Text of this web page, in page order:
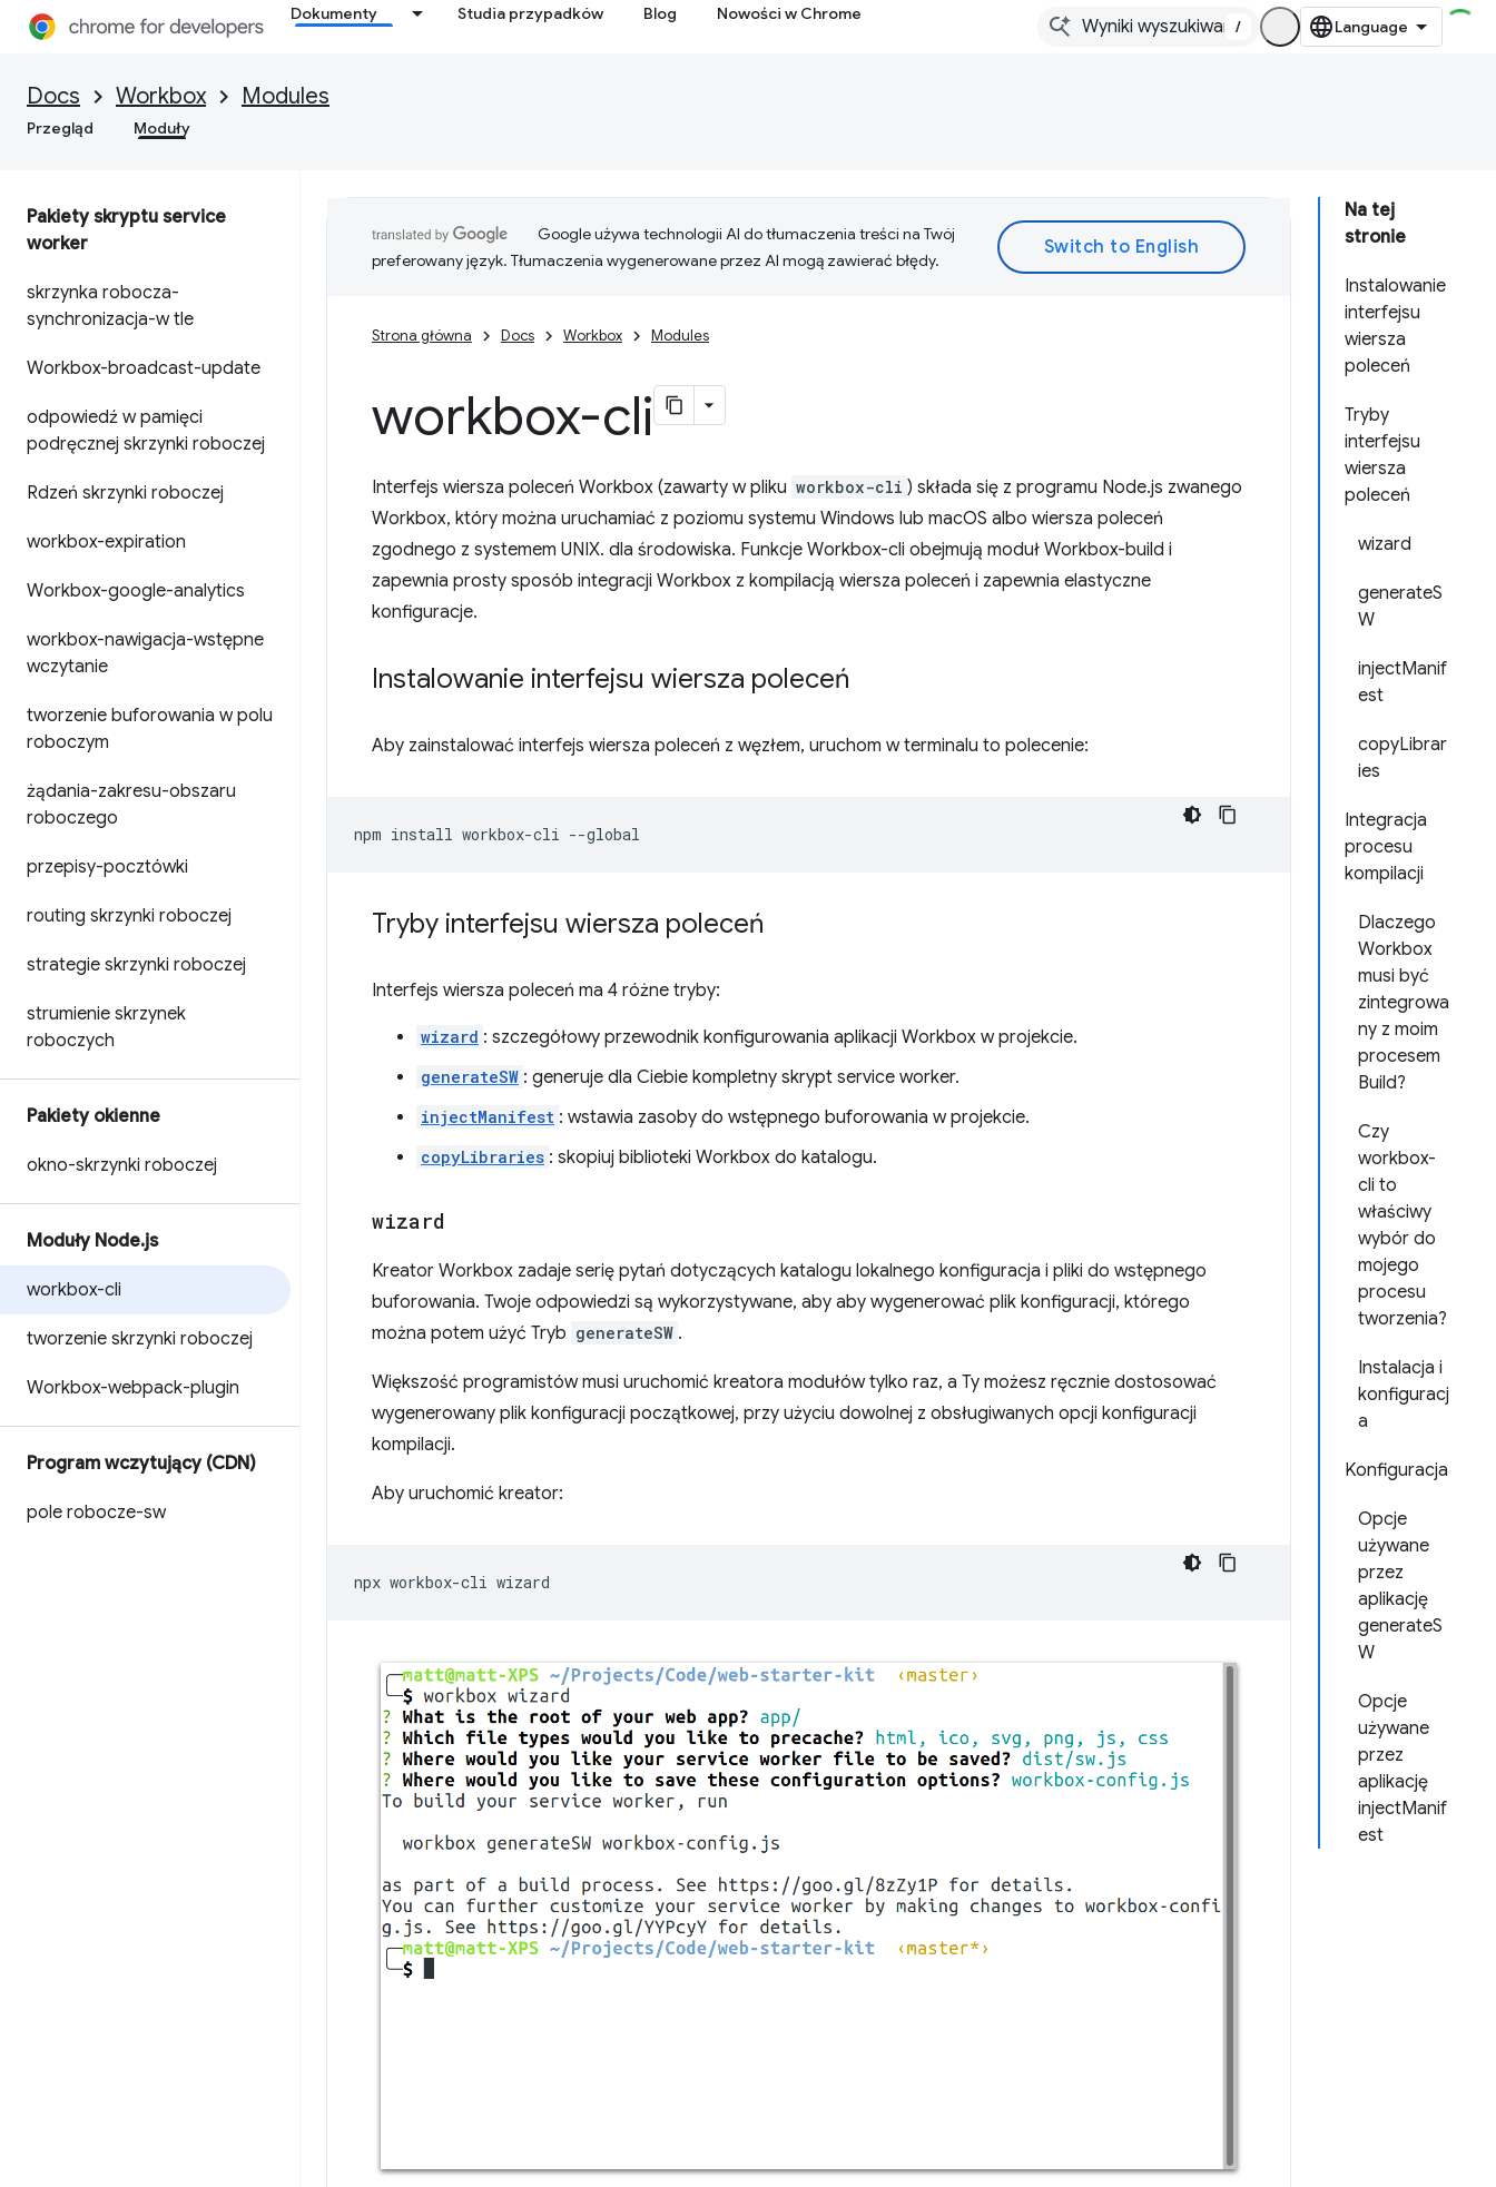
Dokumenty Studia przypadków Blog Nowości w Chrome
/
Docs Workbox Modules
Przegląd Moduły
Pakiety skryptu service
worker
skrzynka robocza-
synchronizacja-w tle
Workbox-broadcast-update
odpowiedź w pamięci
podręcznej skrzynki roboczej
Rdzeń skrzynki roboczej
workbox-expiration
Workbox-google-analytics
workbox-nawigacja-wstępne
wczytanie
tworzenie buforowania w polu
roboczym
żądania-zakresu-obszaru
roboczego
przepisy-pocztówki
routing skrzynki roboczej
strategie skrzynki roboczej
strumienie skrzynek
roboczych
Pakiety okienne
okno-skrzynki roboczej
Moduły Node.js
workbox-cli
tworzenie skrzynki roboczej
Workbox-webpack-plugin
Program wczytujący (CDN)
pole robocze-sw
Na tej
stronie
Instalowanie
interfejsu
wiersza
poleceń
Tryby
interfejsu
wiersza
poleceń
wizard
generateS
W
injectManif
est
copyLibrar
ies
Integracja
procesu
kompilacji
Dlaczego
Workbox
musi być
zintegrowa
ny z moim
procesem
Build?
Czy
workbox-
cli to
właściwy
wybór do
mojego
procesu
tworzenia?
Instalacja i
konfiguracj
a
Konfiguracja
Opcje
używane
przez
aplikację
generateS
W
Opcje
używane
przez
aplikację
injectManif
est
Google używa technologii AI do tłumaczenia treści na Twój
preferowany język. Tłumaczenia wygenerowane przez AI mogą zawierać błędy.
Strona główna Docs Workbox Modules
workbox-cli
Interfejs wiersza poleceń Workbox (zawarty w pliku workbox-cli ) składa się z programu Node.js zwanego
Workbox, który można uruchamiać z poziomu systemu Windows lub macOS albo wiersza poleceń
zgodnego z systemem UNIX. dla środowiska. Funkcje Workbox-cli obejmują moduł Workbox-build i
zapewnia prosty sposób integracji Workbox z kompilacją wiersza poleceń i zapewnia elastyczne
konfiguracje.
Instalowanie interfejsu wiersza poleceń
Aby zainstalować interfejs wiersza poleceń z węzłem, uruchom w terminalu to polecenie:
npm install workbox-cli
Tryby interfejsu wiersza poleceń
Interfejs wiersza poleceń ma 4 różne tryby:
wizard : szczegółowy przewodnik konfigurowania aplikacji Workbox w projekcie.
generateSW : generuje dla Ciebie kompletny skrypt service worker.
injectManifest : wstawia zasoby do wstępnego buforowania w projekcie.
copyLibraries : skopiuj biblioteki Workbox do katalogu.
wizard
Kreator Workbox zadaje serię pytań dotyczących katalogu lokalnego konfiguracja i pliki do wstępnego
buforowania. Twoje odpowiedzi są wykorzystywane, aby aby wygenerować plik konfiguracji, którego
można potem użyć Tryb generateSW .
Większość programistów musi uruchomić kreatora modułów tylko raz, a Ty możesz ręcznie dostosować
wygenerowany plik konfiguracji początkowej, przy użyciu dowolnej z obsługiwanych opcji konfiguracji
kompilacji.
Aby uruchomić kreator:
npx workbox-cli